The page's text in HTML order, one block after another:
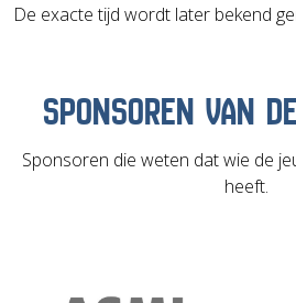
De exacte tijd wordt later bekend
SPONSOREN VAN
Sponsoren die weten dat wie de
heeft.